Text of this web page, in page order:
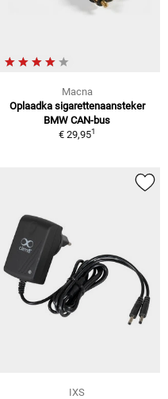
Macna
Oplaadka sigarettenaansteker
BMW CAN-bus
€ 29,951
IXS